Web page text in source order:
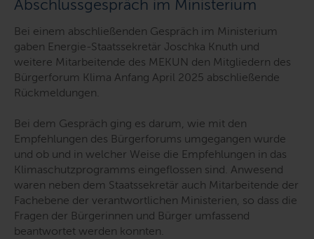
Abschlussgespräch im Ministerium
Bei einem abschließenden Gespräch im Ministerium
gaben Energie-Staatssekretär Joschka Knuth und
weitere Mitarbeitende des MEKUN den Mitgliedern des
Bürgerforum Klima Anfang April 2025 abschließende
Rückmeldungen.
Bei dem Gespräch ging es darum, wie mit den
Empfehlungen des Bürgerforums umgegangen wurde
und ob und in welcher Weise die Empfehlungen in das
Klimaschutzprogramms eingeflossen sind. Anwesend
waren neben dem Staatssekretär auch Mitarbeitende der
Fachebene der verantwortlichen Ministerien, so dass die
Fragen der Bürgerinnen und Bürger umfassend
beantwortet werden konnten.